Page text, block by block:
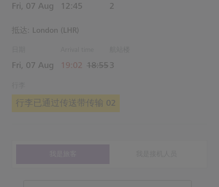
Fri, 07 Aug Estimated 时间
12:45 2
抵达: London (LHR)
Fri, 07 Aug actual 时间
19:02
Estimated 时间
18:553
行李已通过传送带传输 02